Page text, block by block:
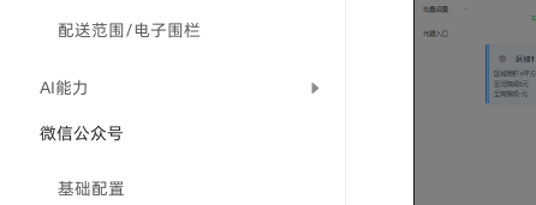
配送范围/电子围栏
AI能力
微信公众号
基础配置